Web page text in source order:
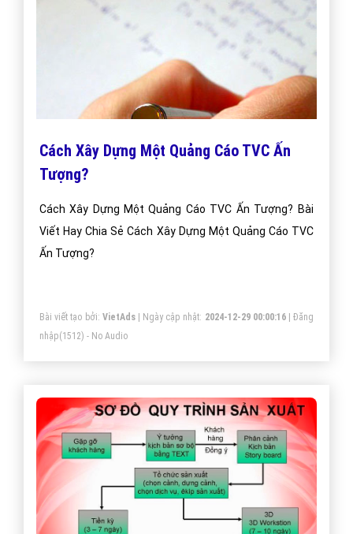
Cách Xây Dựng Một Quảng Cáo TVC Ấn
Tượng?
Cách Xây Dựng Một Quảng Cáo TVC Ấn Tượng? Bài
Viết Hay Chia Sẻ Cách Xây Dựng Một Quảng Cáo TVC
Ấn Tượng?
Bài viết tạo bởi: VietAds| Ngày cập nhật: 2024-12-29 00:00:16|Đăng
nhập(1512) - No Audio